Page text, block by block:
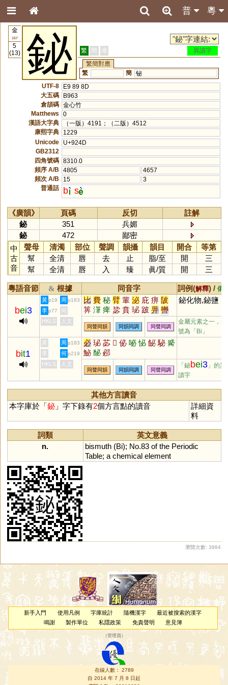
粵
普
金
167
5
(13)
鉍 繁 簡 港
異讀字
繁簡對應
繁
簡 铋
UTF-8
E9 89 8D
大五碼
B963
倉頡碼 金心竹
Matthews
0
漢語大字典
（一版）4191；（二版）4512
康熙字典
1229
Unicode
U+924D
GB2312
四角號碼 8310.0
頻序 A/B
4805
4657
頻次 A/B
15
3
普通話
b s
《廣韻》 頁碼 反切
註解
鉍
351
兵媚
鉍
472
鄙密
中
古
音
聲母 清濁 部位 聲調 韻攝 韻目 開合
等第
幫
全清 唇 去 止 脂/至 開
三
幫
全清 唇 入 臻 眞/質 開 三
粵語音節 & 根據 同音字 詞例(解釋) / 備
bei3
黃 p19 周 p183 比 費 秘 臂 輩 泌 庇 痹 陂
箅 潷 痺 毖 賁 珌 跛 畀 轡
邲 祕
鉍化物,鉍鹽
李 p77
何
HKLS
人文
同聲同韻 同韻同調 同聲同調
金屬元素之一，符
號為「Bi」
bit1
黃 周 p183 必 珌 苾 𠦒 佖 咇 怭 飶 駜 觱
鮅 馝 邲
李 何 p219
HKLS 人文
同聲同韻 同韻同調 同聲同調
「鉍bei3 」的異
讀字
其他方言讀音
本字庫於「鉍」字下錄有2個方言點的讀音
詳細資
料
詞類
英文意義
n.
bismuth(Bi); No.83 of the Periodic
Table; a chemical element
瀏覽次數: 3884
新手入門 使用凡例 字庫統計 隨機漢字
最近被搜索的漢字
鳴謝
製作單位 私隱政策 免責聲明 意見簿
（管理員 ）
在線人數： 2789
自 2014 年 7 月 8 日起